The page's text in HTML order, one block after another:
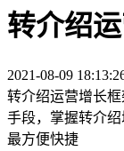
转介绍
2021-08-09
转介绍运营增长
手段，掌握转介
最方便快捷